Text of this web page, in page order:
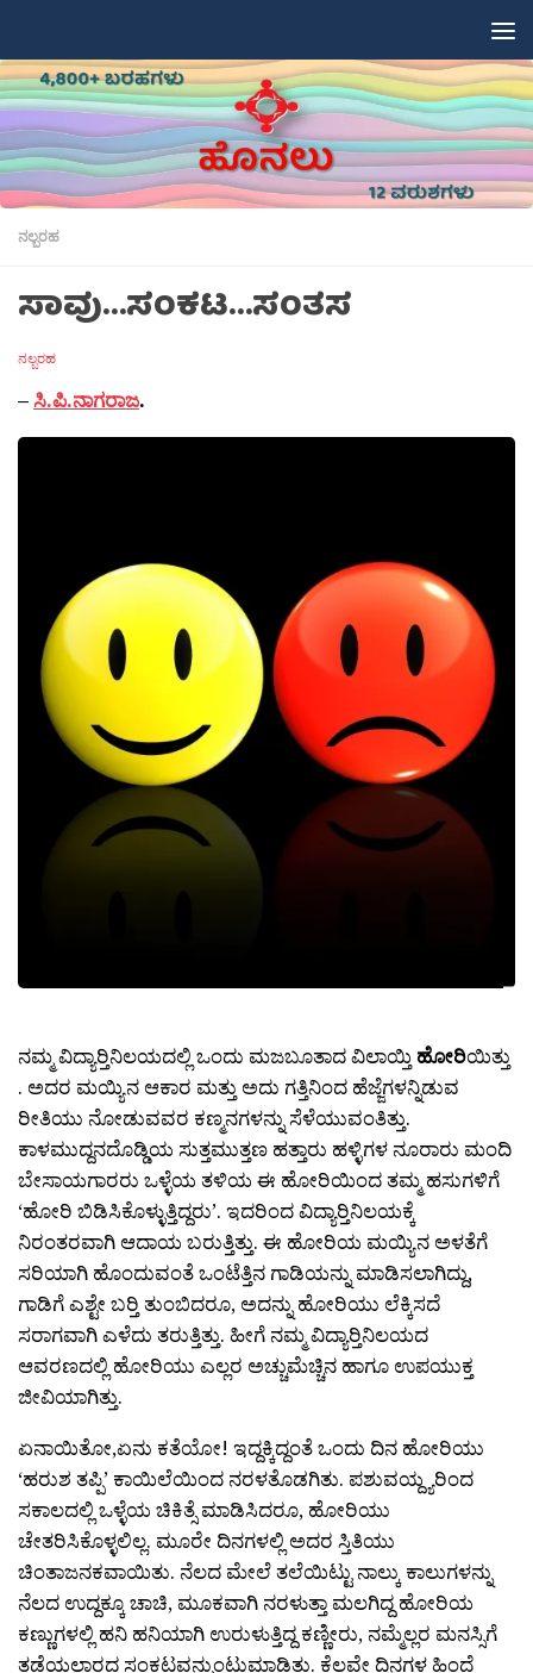
ನಲ್ಬರಹ
ಸಾವು…ಸಂಕಟ…ಸಂತಸ
ನಲ್ಬರಹ
–ಸಿ.ಪಿ.ನಾಗರಾಜ.
ನಮ್ಮ ವಿದ್ಯಾರ‍್ತಿನಿಲಯದಲ್ಲಿ ಒಂದು ಮಜಬೂತಾದ ವಿಲಾಯ್ತಿ ಹೋರಿಯಿತ್ತು
. ಅದರ ಮಯ್ಯಿನ ಆಕಾರ ಮತ್ತು ಅದು ಗತ್ತಿನಿಂದ ಹೆಜ್ಜೆಗಳನ್ನಿಡುವ
ರೀತಿಯು ನೋಡುವವರ ಕಣ್ಮನಗಳನ್ನು ಸೆಳೆಯುವಂತಿತ್ತು.
ಕಾಳಮುದ್ದನದೊಡ್ಡಿಯ ಸುತ್ತಮುತ್ತಣ ಹತ್ತಾರು ಹಳ್ಳಿಗಳ ನೂರಾರು ಮಂದಿ
ಬೇಸಾಯಗಾರರು ಒಳ್ಳೆಯ ತಳಿಯ ಈ ಹೋರಿಯಿಂದ ತಮ್ಮ ಹಸುಗಳಿಗೆ
‘ಹೋರಿ ಬಿಡಿಸಿಕೊಳ್ಳುತ್ತಿದ್ದರು’. ಇದರಿಂದ ವಿದ್ಯಾರ‍್ತಿನಿಲಯಕ್ಕೆ
ನಿರಂತರವಾಗಿ ಆದಾಯ ಬರುತ್ತಿತ್ತು. ಈ ಹೋರಿಯ ಮಯ್ಯಿನ ಅಳತೆಗೆ
ಸರಿಯಾಗಿ ಹೊಂದುವಂತೆ ಒಂಟೆತ್ತಿನ ಗಾಡಿಯನ್ನು ಮಾಡಿಸಲಾಗಿದ್ದು,
ಗಾಡಿಗೆ ಎಶ್ಟೇ ಬರ‍್ತಿ ತುಂಬಿದರೂ, ಅದನ್ನು ಹೋರಿಯು ಲೆಕ್ಕಿಸದೆ
ಸರಾಗವಾಗಿ ಎಳೆದು ತರುತ್ತಿತ್ತು. ಹೀಗೆ ನಮ್ಮ ವಿದ್ಯಾರ‍್ತಿನಿಲಯದ
ಆವರಣದಲ್ಲಿ ಹೋರಿಯು ಎಲ್ಲರ ಅಚ್ಚುಮೆಚ್ಚಿನ ಹಾಗೂ ಉಪಯುಕ್ತ
ಜೀವಿಯಾಗಿತ್ತು.
ಏನಾಯಿತೋ,ಏನು ಕತೆಯೋ! ಇದ್ದಕ್ಕಿದ್ದಂತೆ ಒಂದು ದಿನ ಹೋರಿಯು
‘ಹರುಶ ತಪ್ಪಿ’ ಕಾಯಿಲೆಯಿಂದ ನರಳತೊಡಗಿತು. ಪಶುವಯ್ದ್ಯರಿಂದ
ಸಕಾಲದಲ್ಲಿ ಒಳ್ಳೆಯ ಚಿಕಿತ್ಸೆ ಮಾಡಿಸಿದರೂ, ಹೋರಿಯು
ಚೇತರಿಸಿಕೊಳ್ಳಲಿಲ್ಲ. ಮೂರೇ ದಿನಗಳಲ್ಲಿ ಅದರ ಸ್ತಿತಿಯು
ಚಿಂತಾಜನಕವಾಯಿತು. ನೆಲದ ಮೇಲೆ ತಲೆಯಿಟ್ಟು ನಾಲ್ಕು ಕಾಲುಗಳನ್ನು
ನೆಲದ ಉದ್ದಕ್ಕೂ ಚಾಚಿ, ಮೂಕವಾಗಿ ನರಳುತ್ತಾ ಮಲಗಿದ್ದ ಹೋರಿಯ
ಕಣ್ಣುಗಳಲ್ಲಿ ಹನಿ ಹನಿಯಾಗಿ ಉರುಳುತ್ತಿದ್ದ ಕಣ್ಣೀರು, ನಮ್ಮೆಲ್ಲರ ಮನಸ್ಸಿಗೆ
ತಡೆಯಲಾರದ ಸಂಕಟವನ್ನುಂಟುಮಾಡಿತು. ಕೆಲವೇ ದಿನಗಳ ಹಿಂದೆ